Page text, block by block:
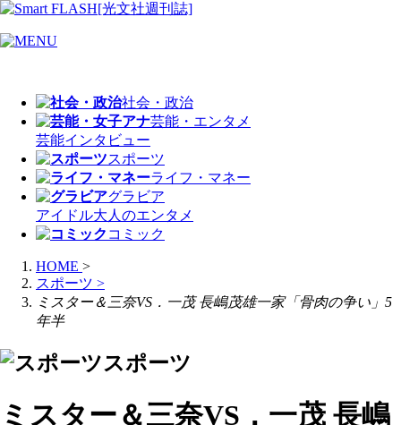
社会・政治
芸能・エンタメ
芸能インタビュー
スポーツ
ライフ・マネー
グラビア
アイドル大人のエンタメ
コミック
HOME >
スポーツ >
ミスター＆三奈VS．一茂 長嶋茂雄一家「骨肉の争い」5
年半
スポーツ
ミスター＆三奈VS．一茂 長嶋